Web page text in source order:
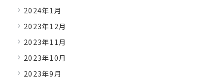
2024年1月
2023年12月
2023年11月
2023年10月
2023年9月